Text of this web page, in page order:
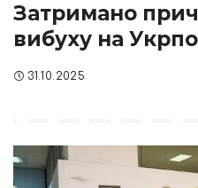
Затримано
вибуху на
31.10.2025